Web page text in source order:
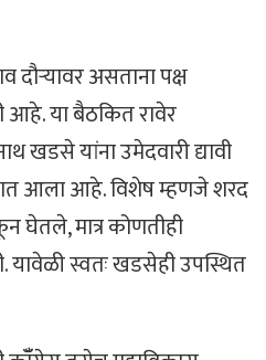
दौऱ्यावर असताना पक्ष
आहे. या बैठकित रावेर
यांना उमेदवारी द्यावी
आला आहे. विशेष म्हणजे शरद
घेतले, मात्र कोणतीही
यावेळी स्वतः खडसेही उपस्थित